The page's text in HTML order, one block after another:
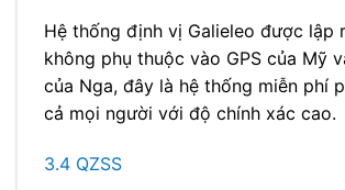
Hệ thống định vị Galieleo được lập
không phụ thuộc vào GPS của Mỹ
của Nga, đây là hệ thống miễn phí
cả mọi người với độ chính xác cao.
3.4 QZSS